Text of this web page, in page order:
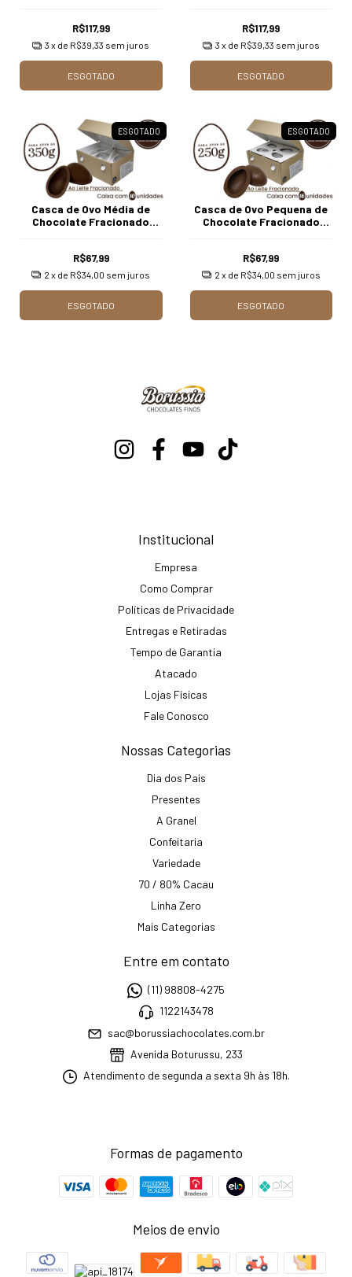
R$117,99
3 x de R$39,33 sem juros
ESGOTADO
R$117,99
3 x de R$39,33 sem juros
ESGOTADO
ESGOTADO
Casca de Ovo Média de
Chocolate Fracionado
R$67,99
2 x de R$34,00 sem juros
ESGOTADO
ESGOTADO
Casca de Ovo Pequena de
Chocolate Fracionado
R$67,99
2 x de R$34,00 sem juros
ESGOTADO
Institucional
Empresa
Como Comprar
Políticas de Privacidade
Entregas e Retiradas
Tempo de Garantia
Atacado
Lojas Físicas
Fale Conosco
Nossas Categorias
Dia dos Pais
Presentes
A Granel
Confeitaria
Variedade
70 / 80% Cacau
Linha Zero
Mais Categorias
Entre em contato
(11) 98808-4275
1122143478
sac@borussiachocolates.com.br
Avenida Boturussu, 233
Atendimento de segunda a sexta 9h às 18h.
Formas de pagamento
Meios de envio